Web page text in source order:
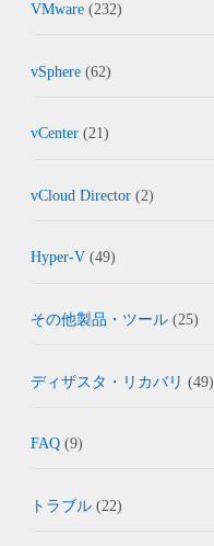
VMware (232)
vSphere (62)
vCenter (21)
vCloud Director (2)
Hyper-V (49)
その他製品・ツール (25)
ディザスタ・リカバリ (49)
FAQ (9)
トラブル (22)